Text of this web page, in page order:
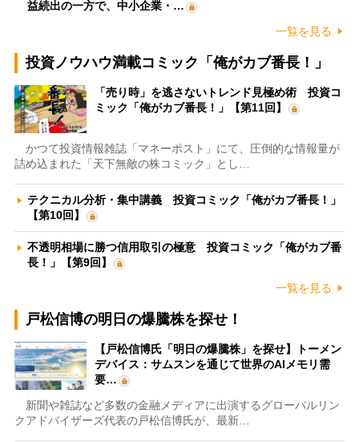
益続出の一方で、中小企業・…
一覧を見る
投資ノウハウ満載コミック「俺がカブ番長！」
「売り時」を逃さないトレンド見極め術 投資コ
ミック「俺がカブ番長！」【第11回】
かつて投資情報雑誌「マネーポスト」にて、圧倒的な情報量が
詰め込まれた「天下無敵の株コミック」とし…
テクニカル分析・集中講義 投資コミック「俺がカブ番長！」
【第10回】
不透明相場に勝つ信用取引の極意 投資コミック「俺がカブ番
長！」【第9回】
一覧を見る
戸松信博の明日の爆騰株を探せ！
【戸松信博氏「明日の爆騰株」を探せ】トーメン
デバイス：サムスンを通じて世界のAIメモリ需
要…
新聞や雑誌など多数の金融メディアに出演するグローバルリン
クアドバイザーズ代表の戸松信博氏が、最新…